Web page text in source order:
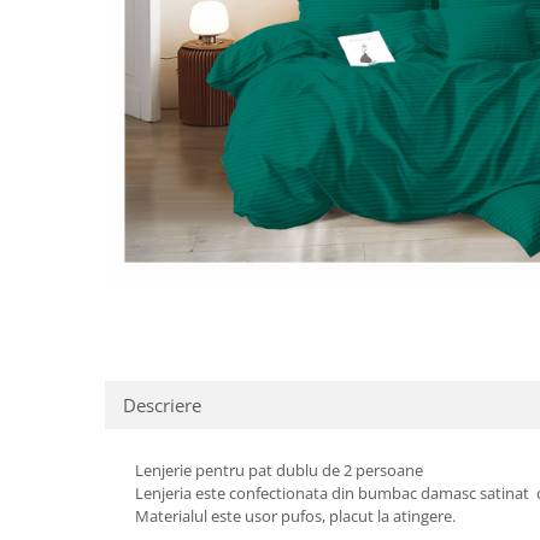
Descriere
Lenjerie pentru pat dublu de 2 persoane
Lenjeria este confectionata din bumbac damasc
Materialul este usor pufos, placut la atingere.